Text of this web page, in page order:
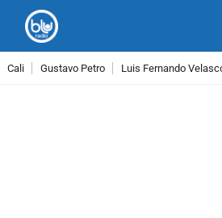
Cali Gustavo Petro Luis Fernando